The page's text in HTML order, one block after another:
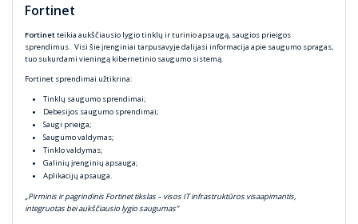
Fortinet
Fortinetteikia aukščiausio lygio tinklų ir turinio apsaugą, saugios prieigos
sprendimus. Visi šie įrenginiai tarpusavyje dalijasi informacija apie saugumo spragas,
tuo sukurdami vieningą kibernetinio saugumo sistemą.
Fortinet sprendimai užtikrina:
Tinklų saugumo sprendimai;
Debesijos saugumo sprendimai;
Saugi prieiga;
Saugumo valdymas;
Tinklo valdymas;
Galinių įrenginių apsauga;
Aplikacijų apsauga.
„Pirminis ir pagrindinis Fortinet tikslas – visos IT infrastruktūros visaapimantis,
integruotas bei aukščiausio lygio saugumas”